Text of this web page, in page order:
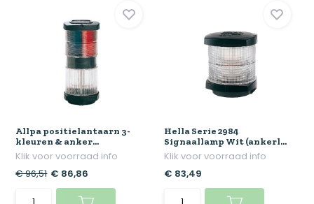
Allpa positielantaarn 3-
kleuren & anker...
Klik voor voorraad info
€ 96,51 € 86,86
Hella Serie 2984
Signaallamp Wit (ankerl...
Klik voor voorraad info
€ 83,49